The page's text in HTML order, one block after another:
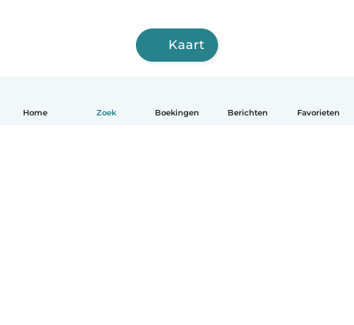
Home Zoek Boekingen Berichten Favorieten
Kaart